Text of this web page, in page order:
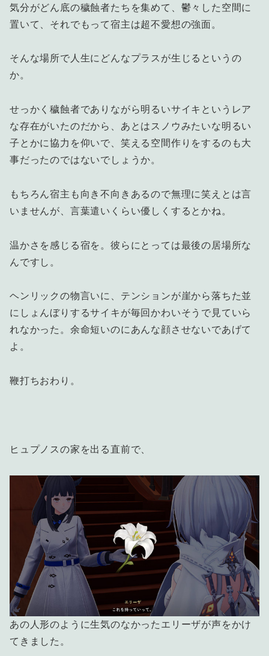
気分がどん底の穢蝕者たちを集めて、鬱々した空間に
置いて、それでもって宿主は超不愛想の強面。
そんな場所で人生にどんなプラスが生じるというの
か。
せっかく穢蝕者でありながら明るいサイキというレア
な存在がいたのだから、あとはスノウみたいな明るい
子とかに協力を仰いで、笑える空間作りをするのも大
事だったのではないでしょうか。
もちろん宿主も向き不向きあるので無理に笑えとは言
いませんが、言葉遣いくらい優しくするとかね。
温かさを感じる宿を。彼らにとっては最後の居場所な
んですし。
ヘンリックの物言いに、テンションが崖から落ちた並
にしょんぼりするサイキが毎回かわいそうで見ていら
れなかった。余命短いのにあんな顔させないであげて
よ。
鞭打ちおわり。
ヒュプノスの家を出る直前で、
あの人形のように生気のなかったエリーザが声をかけ
てきました。